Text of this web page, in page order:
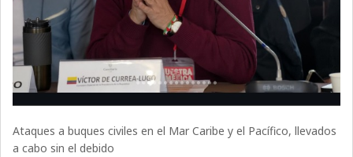
Ataques a buques civiles en el Mar Caribe y el Pacífico, llevados
a cabo sin el debido